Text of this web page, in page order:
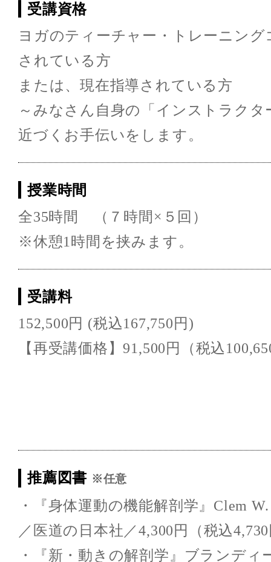
受講資格
ヨガのティーチャー・トレーニング
されている方
または、現在指導されている方
～みなさん自身の「インストラクタ
近づくお手伝いをします。
授業時間
全35時間 （７時間×５回）
※休憩1時間を挟みます。
受講料
152,500円 (税込167,750円)
【再受講価格】91,500円（税込
推薦図書 ※任意
・『身体運動の機能解剖学』Clem
／医道の日本社／4,300円（税込
・『新・動きの解剖学』ブランディ